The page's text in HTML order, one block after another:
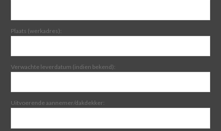
Plaats (werkadres):
Verwachte leverdatum (indien bekend):
Uitvoerende aannemer/dakdekker: